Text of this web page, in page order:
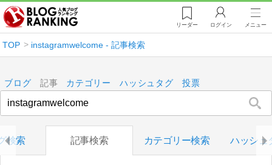
リーダー ログイン メニュー
TOP instagramwelcome - 記事検索
ブログ 記事 カテゴリー ハッシュタグ 投票
検索 記事検索 カテゴリー検索 ハッシュ